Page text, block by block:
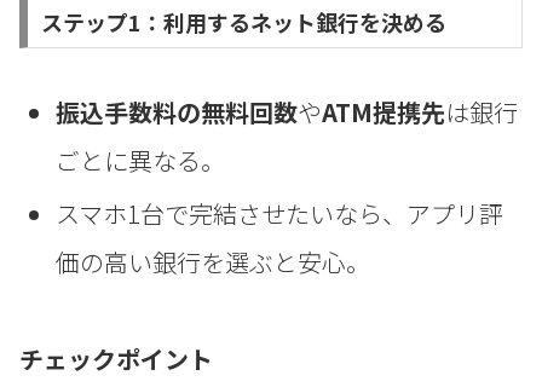
ステップ1：利用するネット銀行を決める
振込手数料の無料回数やATM提携先は銀行
ごとに異なる。
スマホ1台で完結させたいなら、アプリ評
価の高い銀行を選ぶと安心。
チェックポイント